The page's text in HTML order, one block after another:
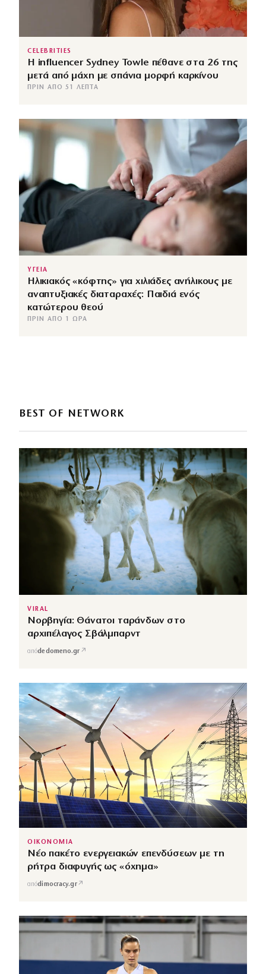
CELEBRITIES
Η influencer Sydney Towle πέθανε στα 26 της
μετά από μάχη με σπάνια μορφή καρκίνου
ΠΡΙΝ ΑΠΌ 51 ΛΕΠΤΆ
ΥΓΕΙΑ
Ηλικιακός «κόφτης» για χιλιάδες ανήλικους με
αναπτυξιακές διαταραχές: Παιδιά ενός
κατώτερου θεού
ΠΡΙΝ ΑΠΌ 1 ΏΡΑ
BEST OF NETWORK
VIRAL
Νορβηγία: Θάνατοι ταράνδων στο
αρχιπέλαγος Σβάλμπαρντ
απόdedomeno.gr ↗
ΟΙΚΟΝΟΜΙΑ
Νέο πακέτο ενεργειακών επενδύσεων με τη
ρήτρα διαφυγής ως «όχημα»
απόdimocracy.gr↗